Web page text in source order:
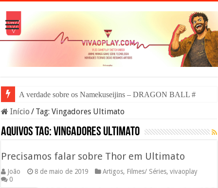
A verdade sobre os Namekuseijins – DRAGON BALL #News
Início / Tag:Vingadores Ultimato
Aquivos tag:Vingadores Ultimato
Precisamos falar sobre Thor em Ultimato
João 8 de maio de 2019 Artigos, Filmes/ Séries,vivaoplay
0